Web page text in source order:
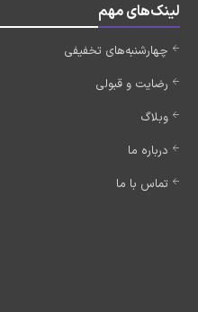
لینک‌های مهم
چهارشنبه‌های تخفیفی
رضایت و قبولی
وبلاگ
درباره ما
تماس با ما